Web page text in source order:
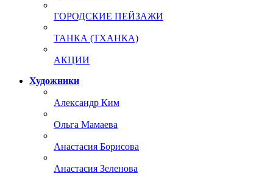
ГОРОДСКИЕ ПЕЙЗАЖИ
ТАНКА (ТХАНКА)
АКЦИИ
Художники
Александр Ким
Ольга Мамаева
Анастасия Борисова
Анастасия Зеленова